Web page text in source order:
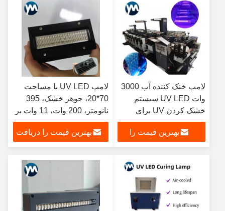
لامپ خنک کننده آب 3000
وات UV LED سیستم
خشک کردن UV برای
ماشین چاپ انعطاف پذیری
با سرعت بالا برچسب
رنگی
بهترین قیمت را
لامپ UV LED با مساحت
70*20، جوهر خشک، 395
نانومتر، 200 وات، 11 وات بر
سانتی‌متر مربع، لامپ UV
LED، لامپ پخت UV LED،
نور LED، چاپگر تخت UV با
فن خنک‌کننده
بهترین قیمت را دریافت